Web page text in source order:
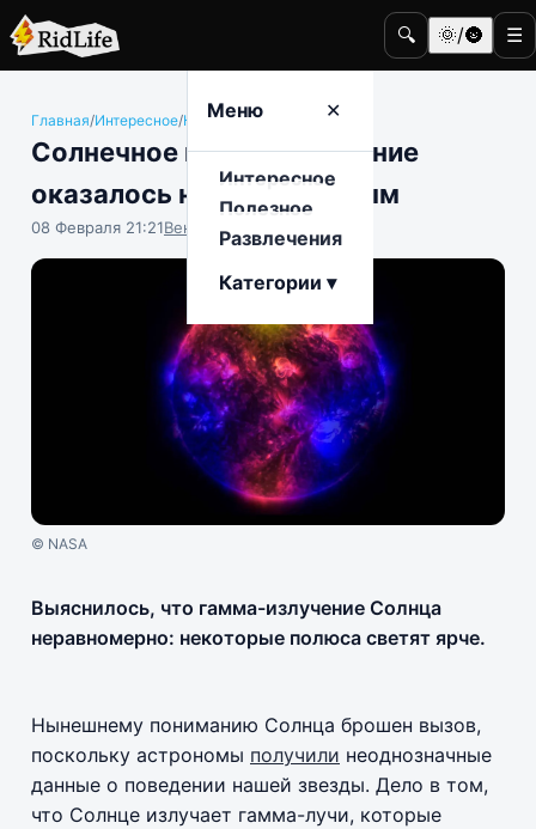
🔍 🌞/🌚 ☰
Меню ✕
Интересное
Полезное
Развлечения
Категории ▾
Главная/Интересное/Космос
Солнечное гамма-излучение
оказалось неравномерным
08 Февраля 21:21Вениамин Ветролесов
© NASA
Выяснилось, что гамма-излучение Солнца
неравномерно: некоторые полюса светят ярче.
Нынешнему пониманию Солнца брошен вызов,
поскольку астрономы получили неоднозначные
данные о поведении нашей звезды. Дело в том,
что Солнце излучает гамма-лучи, которые